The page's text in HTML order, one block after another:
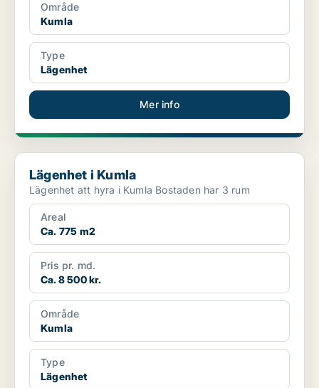
Område
Kumla
Type
Lägenhet
Mer info
Lägenhet i Kumla
Lägenhet i Kumla
Lägenhet att hyra i Kumla Bostaden har 3 rum
Areal
Ca. 775 m2
Pris pr. md.
Ca. 8 500 kr.
Område
Kumla
Type
Lägenhet